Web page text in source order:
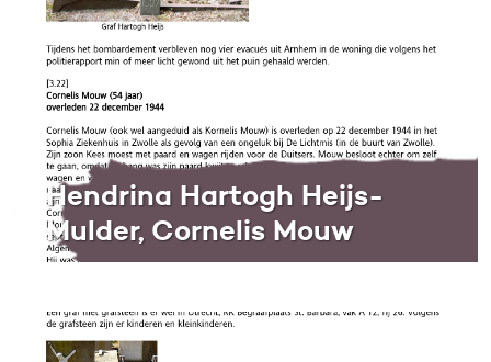
Hendrina Hartogh Heijs-
Mulder, Cornelis Mouw